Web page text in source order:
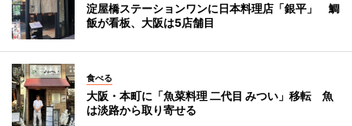
淀屋橋ステーションワンに日本料理店「銀平」 鯛
飯が看板、大阪は5店舗目
食べる
大阪・本町に「魚菜料理 二代目 みつい」移転 魚
は淡路から取り寄せる